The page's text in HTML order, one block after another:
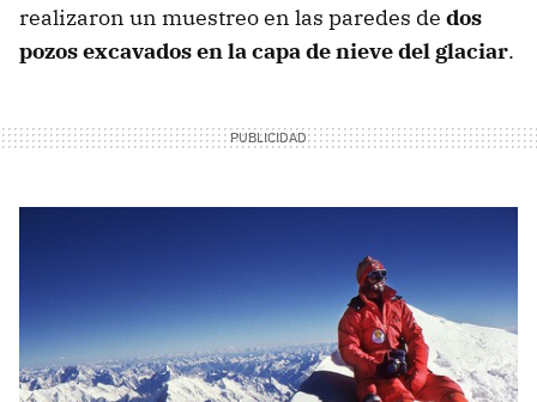
realizaron un muestreo en las paredes de dos
pozos excavados en la capa de nieve del glaciar.